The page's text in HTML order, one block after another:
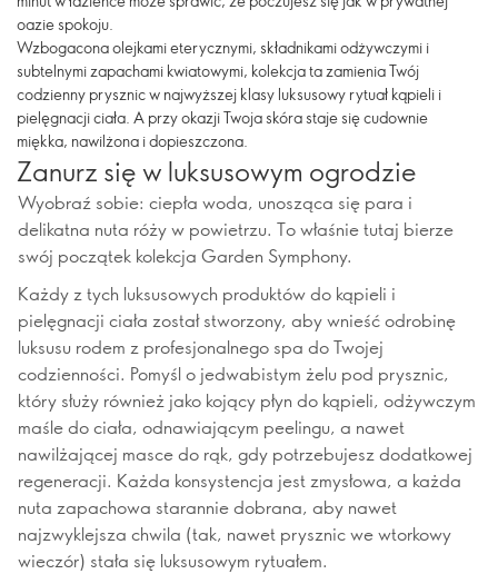
oazie spokoju.
Wzbogacona olejkami eterycznymi, składnikami odżywczymi i
subtelnymi zapachami kwiatowymi, kolekcja ta zamienia Twój
codzienny prysznic w najwyższej klasy luksusowy rytuał kąpieli i
pielęgnacji ciała. A przy okazji Twoja skóra staje się cudownie
miękka, nawilżona i dopieszczona.
Zanurz się w luksusowym ogrodzie
Wyobraź sobie: ciepła woda, unosząca się para i
delikatna nuta róży w powietrzu. To właśnie tutaj bierze
swój początek kolekcja Garden Symphony.
Każdy z tych luksusowych produktów do kąpieli i
pielęgnacji ciała został stworzony, aby wnieść odrobinę
luksusu rodem z profesjonalnego spa do Twojej
codzienności. Pomyśl o jedwabistym żelu pod prysznic,
który służy również jako kojący płyn do kąpieli, odżywczym
maśle do ciała, odnawiającym peelingu, a nawet
nawilżającej masce do rąk, gdy potrzebujesz dodatkowej
regeneracji. Każda konsystencja jest zmysłowa, a każda
nuta zapachowa starannie dobrana, aby nawet
najzwyklejsza chwila (tak, nawet prysznic we wtorkowy
wieczór) stała się luksusowym rytuałem.